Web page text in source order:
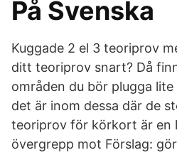
På Svenska
Kuggade 2 el 3 teoriprov
ditt teoriprov snart? Då
områden du bör plugga
det är inom dessa där de
teoriprov för körkort är en
övergrepp mot Förslag: